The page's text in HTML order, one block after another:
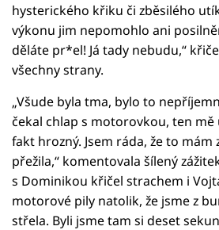
hysterického křiku či zběsilého
výkonu jim nepomohlo ani
děláte pr*el! Já tady nebudu,“
všechny strany.
„Všude byla tma, bylo to
čekal chlap s motorovkou, ten mě
fakt hrozný. Jsem ráda, že to mám
přežila,“ komentovala šílený
s Dominikou křičel strachem i
motorové pily natolik, že jsme z
střela. Byli jsme tam si deset